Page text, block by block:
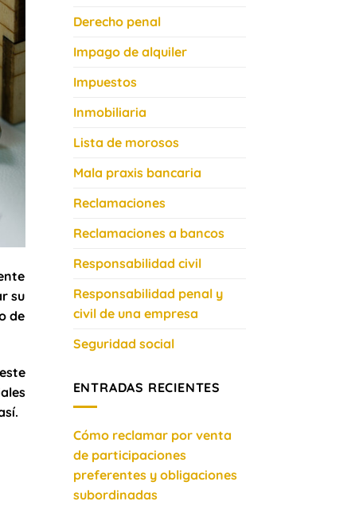
su
de
Derecho penal
Impago de alquiler
Impuestos
Inmobiliaria
Lista de morosos
Mala praxis bancaria
Reclamaciones
Reclamaciones a bancos
Responsabilidad civil
Responsabilidad penal y
civil de una empresa
Seguridad social
ENTRADAS RECIENTES
Cómo reclamar por venta
de participaciones
preferentes y obligaciones
subordinadas